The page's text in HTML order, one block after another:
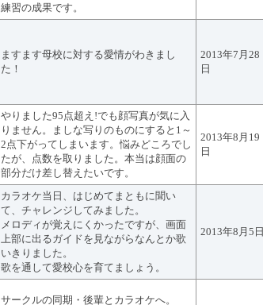
練習の成果です。
ますます母校に対する愛情がわきまし
た！
2013年7月28
日
やりました95点超え!でも顔写真が気に入
りません。ましな写りのものにすると1～
2点下がってしまいます。悩みどころでし
たが、点数を取りました。本当は顔面の
部分だけ差し替えたいです。
2013年8月19
日
カラオケ当日、はじめてまともに聞い
て、チャレンジしてみました。
メロディが覚えにくかったですが、画面
上部に出るガイドを見ながらなんとか歌
いきりました。
歌を通して愛校心を育てましょう。
2013年8月5日
サークルの同期・後輩とカラオケへ。